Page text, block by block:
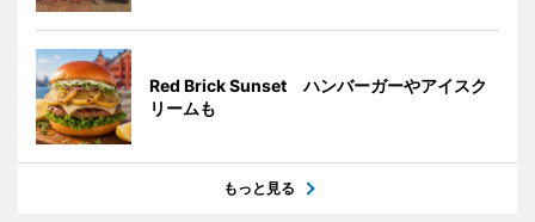
Red Brick Sunset ハンバーガーやアイスク
リームも
もっと見る